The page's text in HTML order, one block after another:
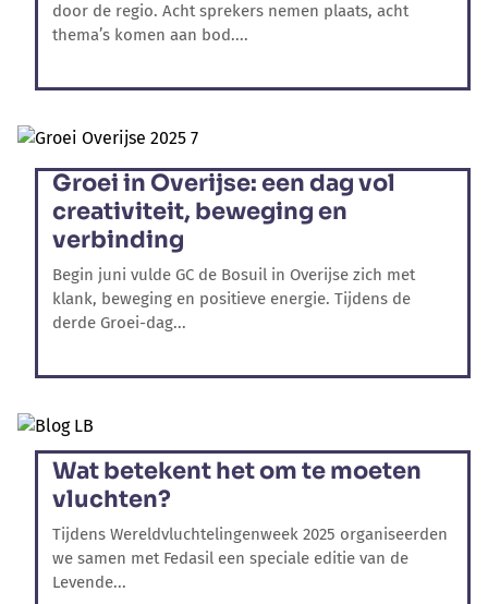
door de regio. Acht sprekers nemen plaats, acht
thema’s komen aan bod....
Groei in Overijse: een dag vol
creativiteit, beweging en
verbinding
Begin juni vulde GC de Bosuil in Overijse zich met
klank, beweging en positieve energie. Tijdens de
derde Groei-dag...
Wat betekent het om te moeten
vluchten?
Tijdens Wereldvluchtelingenweek 2025 organiseerden
we samen met Fedasil een speciale editie van de
Levende...